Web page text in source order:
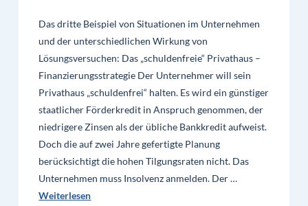
Das dritte Beispiel von Situationen im Unternehmen
und der unterschiedlichen Wirkung von
Lösungsversuchen: Das „schuldenfreie“ Privathaus –
Finanzierungsstrategie Der Unternehmer will sein
Privathaus „schuldenfrei“ halten. Es wird ein günstiger
staatlicher Förderkredit in Anspruch genommen, der
niedrigere Zinsen als der übliche Bankkredit aufweist.
Doch die auf zwei Jahre gefertigte Planung
berücksichtigt die hohen Tilgungsraten nicht. Das
Unternehmen muss Insolvenz anmelden. Der …
Weiterlesen